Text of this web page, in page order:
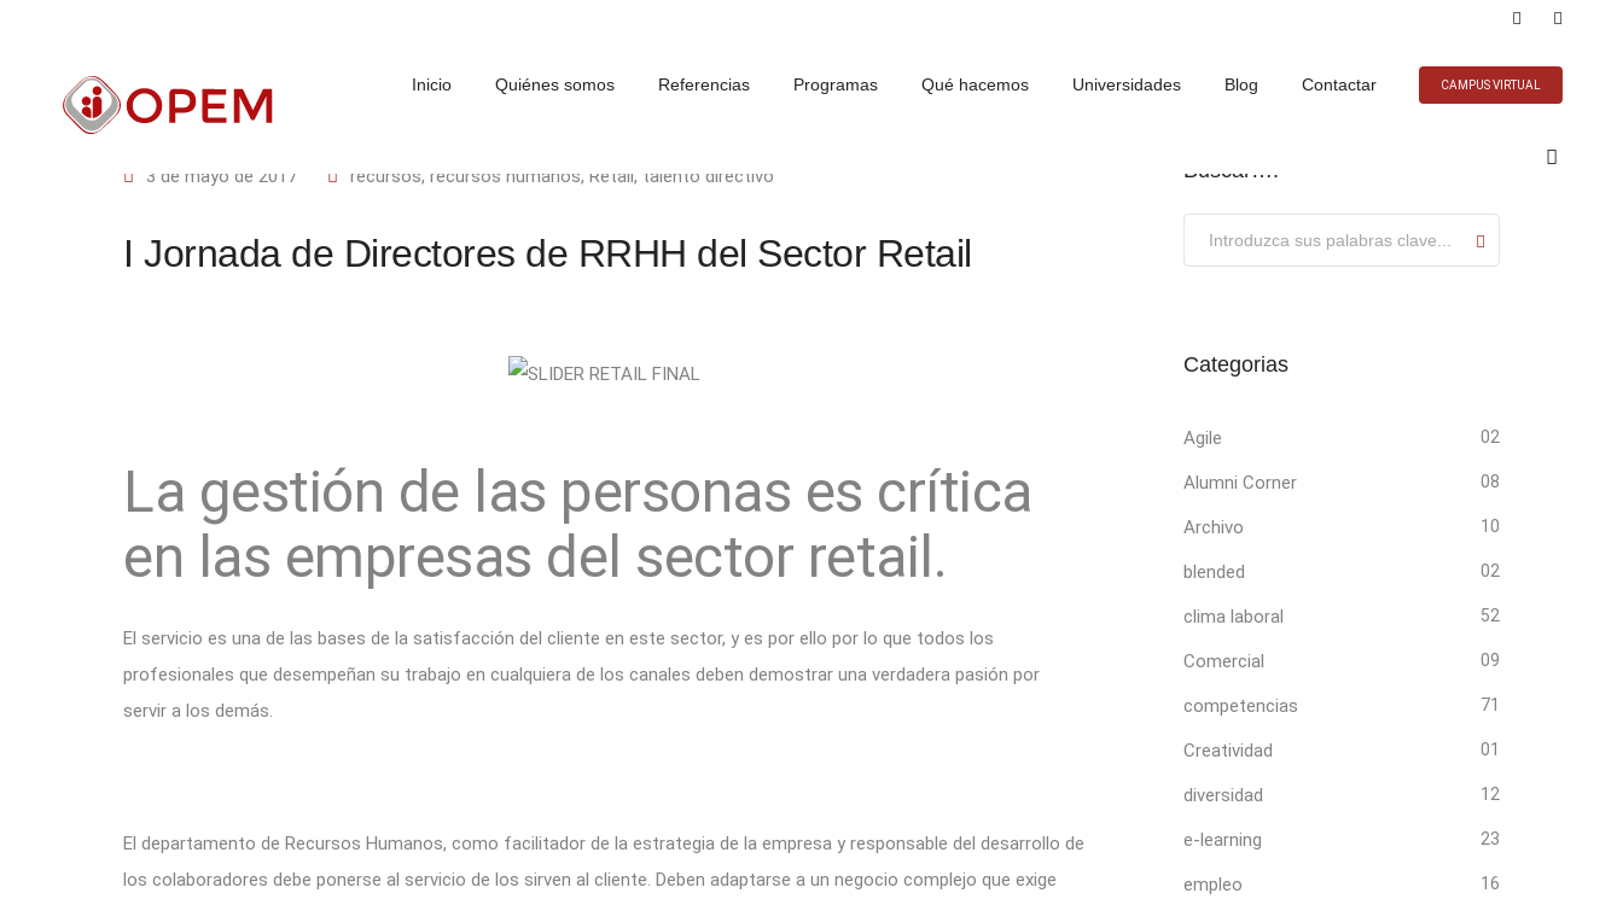
Inicio Quiénes somos Referencias Programas Qué hacemos Universidades Blog Contactar CAMPUS VIRTUAL
3 de mayo de 2017 recursos, recursos humanos, Retail, talento directivo
I Jornada de Directores de RRHH del Sector Retail
La gestión de las personas es crítica
en las empresas del sector retail.
El servicio es una de las bases de la satisfacción del cliente en este sector, y es por ello por lo que todos los
profesionales que desempeñan su trabajo en cualquiera de los canales deben demostrar una verdadera pasión por
servir a los demás.
El departamento de Recursos Humanos, como facilitador de la estrategia de la empresa y responsable del desarrollo de
los colaboradores debe ponerse al servicio de los sirven al cliente. Deben adaptarse a un negocio complejo que exige
Buscar….
Categorias
Agile 02
Alumni Corner 08
Archivo 10
blended 02
clima laboral 52
Comercial 09
competencias 71
Creatividad 01
diversidad 12
e-learning 23
empleo 16